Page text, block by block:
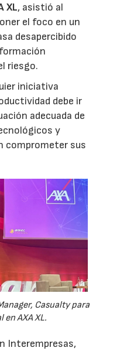
XL, asistió al
el foco en un
desapercibido
riesgo.
iniciativa
debe ir
adecuada de
y
comprometer sus
Casualty para
en AXA XL.
Interempresas,